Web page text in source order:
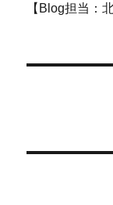
【Blog担当：
ナ